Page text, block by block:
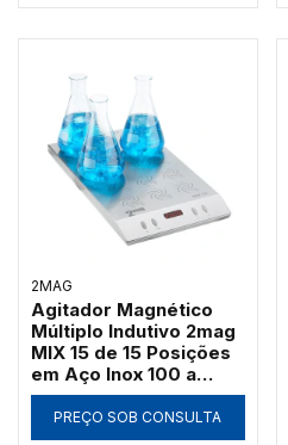
2MAG
Agitador Magnético
Múltiplo Indutivo 2mag
MIX 15 de 15 Posições
em Aço Inox 100 a
2000 RPM (Até
3000ml por Ponto)
PREÇO SOB CONSULTA